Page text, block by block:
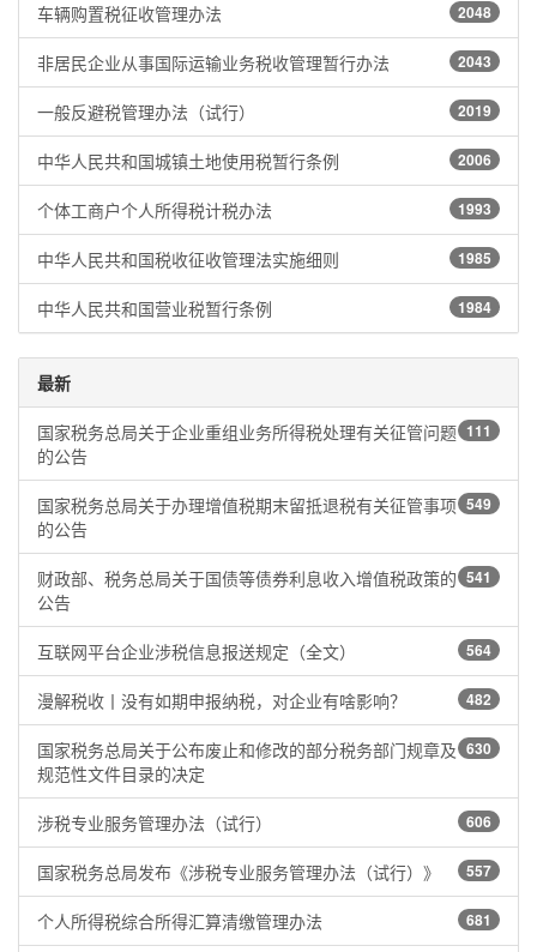
2048
车辆购置税征收管理办法
2043
非居民企业从事国际运输业务税收管理暂行办法
2019
一般反避税管理办法（试行）
2006
中华人民共和国城镇土地使用税暂行条例
1993
个体工商户个人所得税计税办法
1985
中华人民共和国税收征收管理法实施细则
1984
中华人民共和国营业税暂行条例
最新
111
国家税务总局关于企业重组业务所得税处理有关征管问题
的公告
549
国家税务总局关于办理增值税期末留抵退税有关征管事项
的公告
541
财政部、税务总局关于国债等债券利息收入增值税政策的
公告
564
互联网平台企业涉税信息报送规定（全文）
482
漫解税收丨没有如期申报纳税，对企业有啥影响？
630
国家税务总局关于公布废止和修改的部分税务部门规章及
规范性文件目录的决定
606
涉税专业服务管理办法（试行）
557
国家税务总局发布《涉税专业服务管理办法（试行）》
681
个人所得税综合所得汇算清缴管理办法